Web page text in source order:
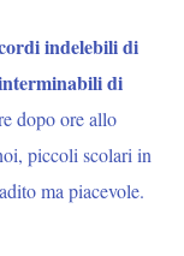
indelebili di
di
dopo ore allo
piccoli scolari in
ma piacevole.